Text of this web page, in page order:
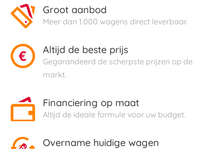
Groot aanbod
Meer dan 1.000 wagens direct leverbaar.
Altijd de beste prijs
Gegarandeerd de scherpste prijzen op de
markt.
Financiering op maat
Altijd de ideale formule voor uw budget.
Overname huidige wagen